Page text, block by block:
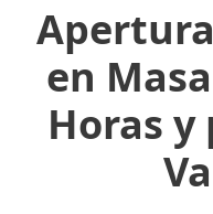
en
Horas